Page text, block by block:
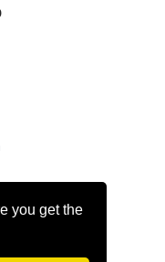
you get the